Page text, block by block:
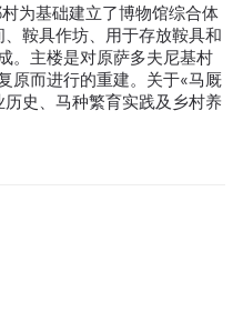
为基础建立了博物馆综合体
鞍具作坊、用于存放鞍具和
。主楼是对原萨多夫尼基村
原而进行的重建。关于«马厩
史、马种繁育实践及乡村养